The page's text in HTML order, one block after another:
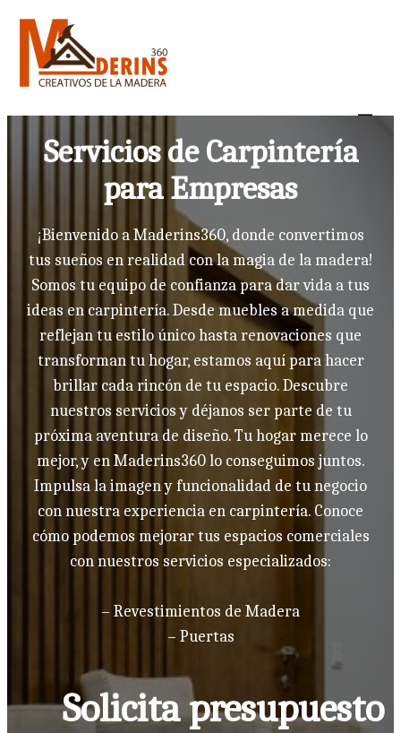
Saltar
contenido
Servicios de Carpintería
para Empresas
¡Bienvenido a Maderins360, donde convertimos
tus sueños en realidad con la magia de la madera!
Somos tu equipo de confianza para dar vida a tus
ideas en carpintería. Desde muebles a medida que
reflejan tu estilo único hasta renovaciones que
transforman tu hogar, estamos aquí para hacer
brillar cada rincón de tu espacio. Descubre
nuestros servicios y déjanos ser parte de tu
próxima aventura de diseño. Tu hogar merece lo
mejor, y en Maderins360 lo conseguimos juntos.
Impulsa la imagen y funcionalidad de tu negocio
con nuestra experiencia en carpintería. Conoce
cómo podemos mejorar tus espacios comerciales
con nuestros servicios especializados:
– Revestimientos de Madera
– Puertas
Solicita presupuesto